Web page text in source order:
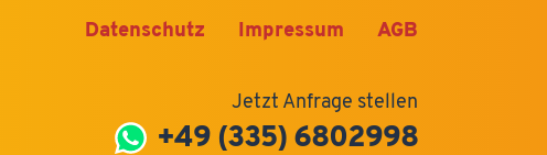
Datenschutz Impressum AGB
Jetzt Anfrage stellen
+49 (335) 6802998